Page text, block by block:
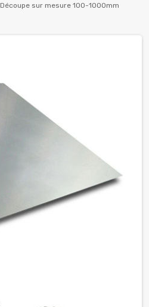
sur mesure 100-1000mm